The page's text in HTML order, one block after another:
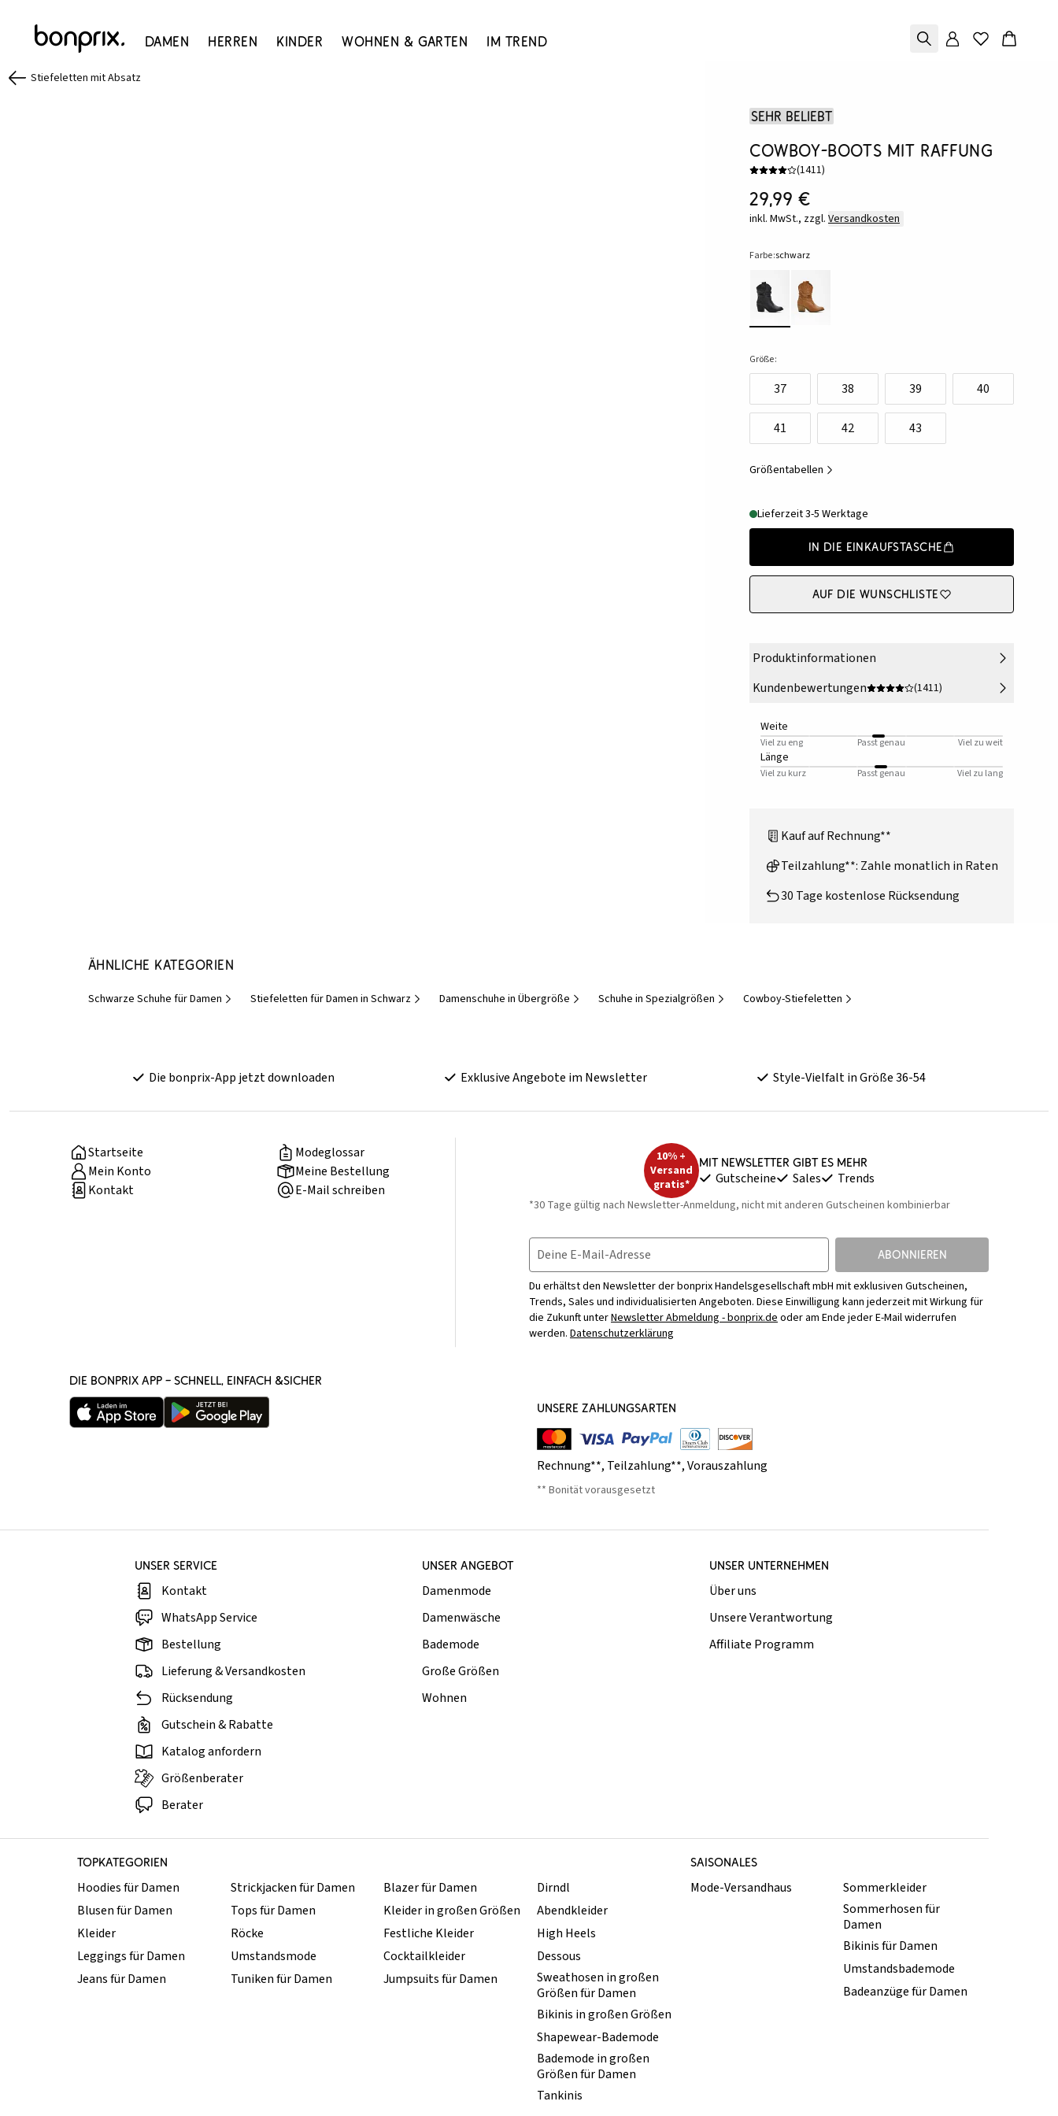
Damen Herren Kinder Wohnen & Garten Im Trend
Stiefeletten mit Absatz
Sehr beliebt
Cowboy-Boots mit Raffung
(1411)
29,99 €
inkl. MwSt., zzgl. Versandkosten
Farbe:schwarz
Größe:
37 38 39 40
41 42 43
Größentabellen
Lieferzeit 3-5 Werktage
In die Einkaufstasche
Auf die Wunschliste
Produktinformationen
Kundenbewertungen
(1411)
Weite
Viel zu eng Passt genau Viel zu weit
Länge
Viel zu kurz Passt genau Viel zu lang
Kauf auf Rechnung**
Teilzahlung**: Zahle monatlich in Raten
30 Tage kostenlose Rücksendung
Ähnliche Kategorien
Schwarze Schuhe für Damen Stiefeletten für Damen in Schwarz Damenschuhe in Übergröße Schuhe in Spezialgrößen Cowboy-Stiefeletten
Die bonprix-App jetzt downloaden Exklusive Angebote im Newsletter Style-Vielfalt in Größe 36-54
Startseite
Modeglossar
Mein Konto
Meine Bestellung
Kontakt
E-Mail schreiben
10% +
Versand
gratis*
Mit Newsletter gibt es mehr
Gutscheine Sales Trends
*30 Tage gültig nach Newsletter-Anmeldung, nicht mit anderen Gutscheinen kombinierbar
Deine E-Mail-Adresse ABONNIEREN
Du erhältst den Newsletter der bonprix Handelsgesellschaft mbH mit exklusiven Gutscheinen,
Trends, Sales und individualisierten Angeboten. Diese Einwilligung kann jederzeit mit Wirkung für
die Zukunft unterNewsletter Abmeldung - bonprix.deoder am Ende jeder E-Mail widerrufen
werden. Datenschutzerklärung
DIE BONPRIX APP – SCHNELL, EINFACH &SICHER
UNSERE ZAHLUNGSARTEN
Rechnung**, Teilzahlung**,Vorauszahlung
** Bonität vorausgesetzt
UNSER SERVICE
Kontakt
WhatsApp Service
Bestellung
Lieferung & Versandkosten
Rücksendung
Gutschein & Rabatte
Katalog anfordern
Größenberater
Berater
UNSER ANGEBOT
Damenmode
Damenwäsche
Bademode
Große Größen
Wohnen
UNSER UNTERNEHMEN
Über uns
Unsere Verantwortung
Affiliate Programm
TOPKATEGORIEN SAISONALES
Hoodies für Damen
Blusen für Damen
Kleider
Leggings für Damen
Jeans für Damen
Strickjacken für Damen
Tops für Damen
Röcke
Umstandsmode
Tuniken für Damen
Blazer für Damen
Kleider in großen Größen
Festliche Kleider
Cocktailkleider
Jumpsuits für Damen
Dirndl
Abendkleider
High Heels
Dessous
Sweathosen in großen
Größen für Damen
Mode-Versandhaus
Sommerkleider
Sommerhosen für
Damen
Bikinis für Damen
Umstandsbademode
Badeanzüge für Damen
Bikinis in großen Größen
Shapewear-Bademode
Bademode in großen
Größen für Damen
Tankinis